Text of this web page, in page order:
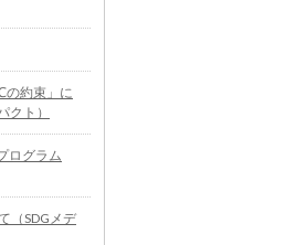
の約束」に
クト）
ログラム
（SDGメデ